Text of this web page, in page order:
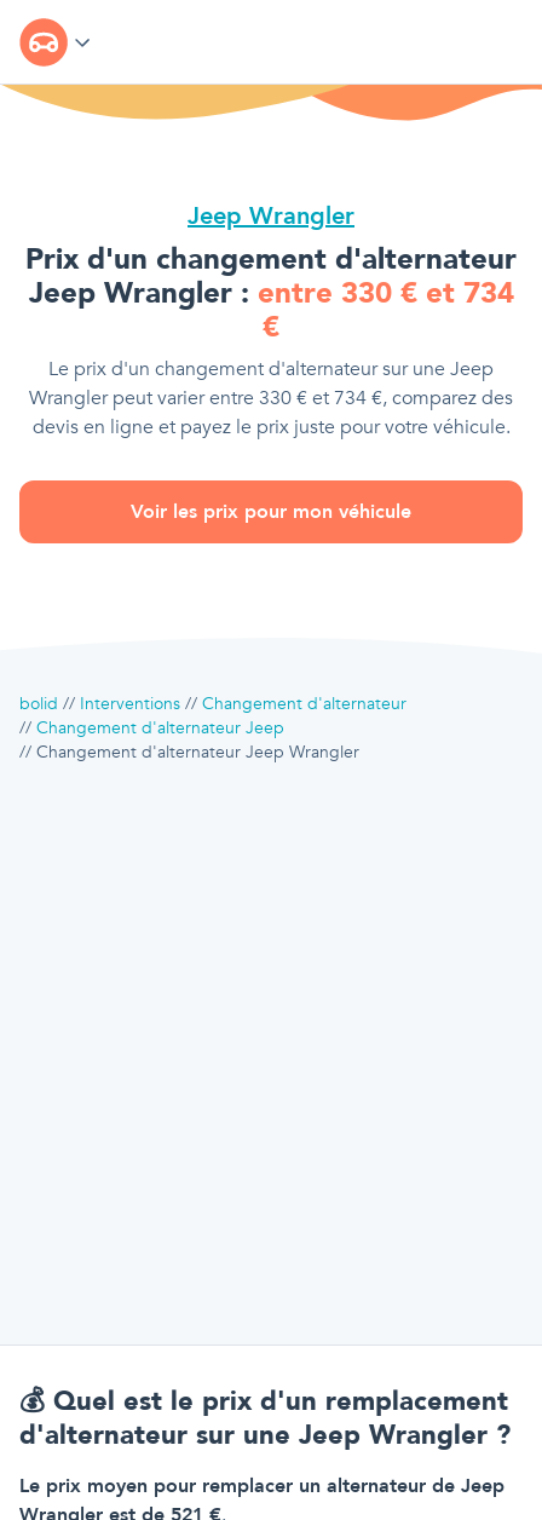
Jeep Wrangler
Prix d'un changement d'alternateur
Jeep Wrangler: entre 330 €et 734
€
Le prix d'un changement d'alternateursur une Jeep
Wrangler peut varier entre 330€ et734€, comparez des
devis en ligne et payez le prix juste pour votre véhicule.
Voir les prix pour mon véhicule
bolid Interventions
Changement d'alternateur
Changement d'alternateur Jeep
Changement d'alternateur Jeep Wrangler
💰 Quel est le prix d'un remplacement
d'alternateur sur une Jeep Wrangler ?
Le prix moyen pour remplacer un alternateur de Jeep